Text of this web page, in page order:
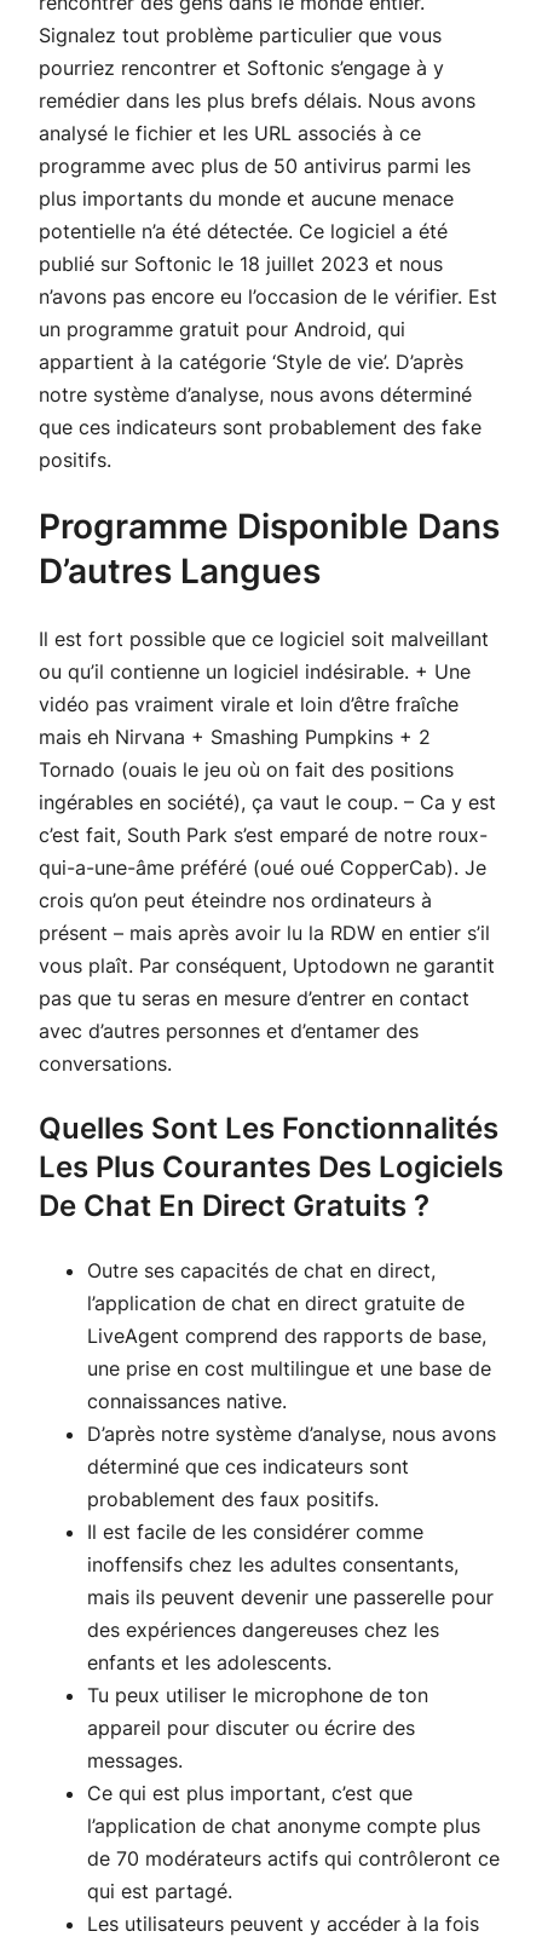
Signalez tout problème particulier que vous
pourriez rencontrer et Softonic s’engage à y
remédier dans les plus brefs délais. Nous avons
analysé le fichier et les URL associés à ce
programme avec plus de 50 antivirus parmi les
plus importants du monde et aucune menace
potentielle n’a été détectée. Ce logiciel a été
publié sur Softonic le 18 juillet 2023 et nous
n’avons pas encore eu l’occasion de le vérifier. Est
un programme gratuit pour Android, qui
appartient à la catégorie ‘Style de vie’. D’après
notre système d’analyse, nous avons déterminé
que ces indicateurs sont probablement des fake
positifs.
Programme Disponible Dans
D’autres Langues
Il est fort possible que ce logiciel soit malveillant
ou qu’il contienne un logiciel indésirable. + Une
vidéo pas vraiment virale et loin d’être fraîche
mais eh Nirvana + Smashing Pumpkins + 2
Tornado (ouais le jeu où on fait des positions
ingérables en société), ça vaut le coup. – Ca y est
c’est fait, South Park s’est emparé de notre roux-
qui-a-une-âme préféré (oué oué CopperCab). Je
crois qu’on peut éteindre nos ordinateurs à
présent – mais après avoir lu la RDW en entier s’il
vous plaît. Par conséquent, Uptodown ne garantit
pas que tu seras en mesure d’entrer en contact
avec d’autres personnes et d’entamer des
conversations.
Quelles Sont Les Fonctionnalités
Les Plus Courantes Des Logiciels
De Chat En Direct Gratuits ?
Outre ses capacités de chat en direct,
l’application de chat en direct gratuite de
LiveAgent comprend des rapports de base,
une prise en cost multilingue et une base de
connaissances native.
D’après notre système d’analyse, nous avons
déterminé que ces indicateurs sont
probablement des faux positifs.
Il est facile de les considérer comme
inoffensifs chez les adultes consentants,
mais ils peuvent devenir une passerelle pour
des expériences dangereuses chez les
enfants et les adolescents.
Tu peux utiliser le microphone de ton
appareil pour discuter ou écrire des
messages.
Ce qui est plus important, c’est que
l’application de chat anonyme compte plus
de 70 modérateurs actifs qui contrôleront ce
qui est partagé.
Les utilisateurs peuvent y accéder à la fois